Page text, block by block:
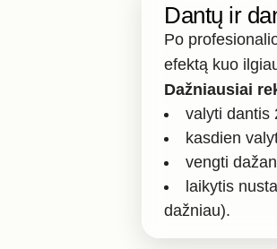
Dantų ir
Po
efektą kuo
Dažniausiai
valyti dantis
kasdien
vengti
laikytis
dažniau).